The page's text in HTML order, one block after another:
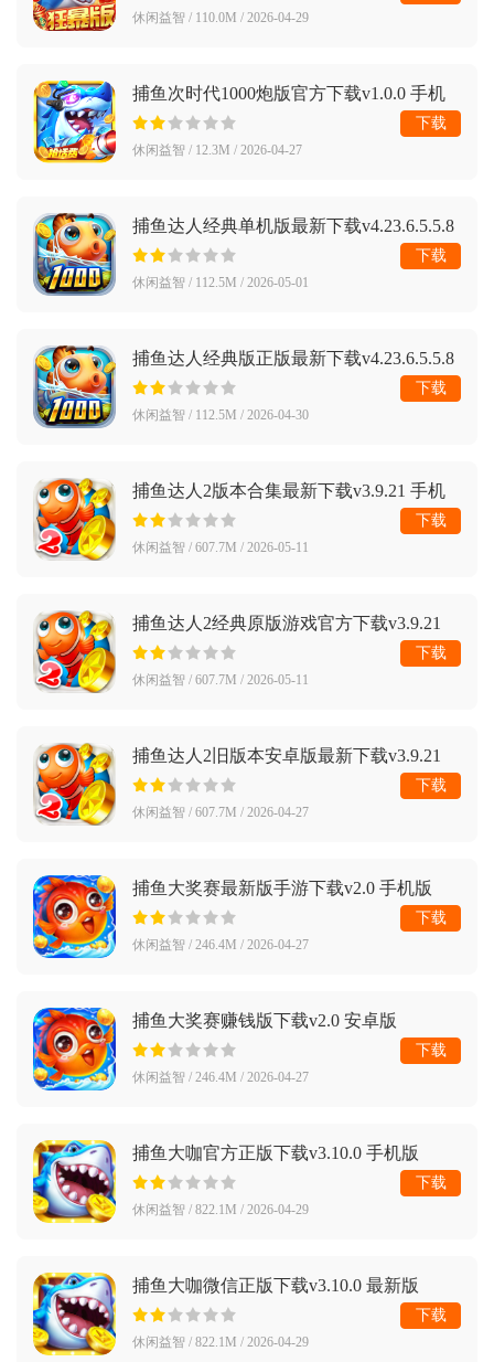
休闲益智 / 110.0M / 2026-04-29
捕鱼次时代1000炮版官方下载v1.0.0 手机
版
休闲益智 / 12.3M / 2026-04-27
下载
捕鱼达人经典单机版最新下载v4.23.6.5.5.8
手机版
休闲益智 / 112.5M / 2026-05-01
下载
捕鱼达人经典版正版最新下载v4.23.6.5.5.8
手机版
休闲益智 / 112.5M / 2026-04-30
下载
捕鱼达人2版本合集最新下载v3.9.21 手机
版
休闲益智 / 607.7M / 2026-05-11
下载
捕鱼达人2经典原版游戏官方下载v3.9.21
手机版
休闲益智 / 607.7M / 2026-05-11
下载
捕鱼达人2旧版本安卓版最新下载v3.9.21
手机版
休闲益智 / 607.7M / 2026-04-27
下载
捕鱼大奖赛最新版手游下载v2.0 手机版
休闲益智 / 246.4M / 2026-04-27
下载
捕鱼大奖赛赚钱版下载v2.0 安卓版
休闲益智 / 246.4M / 2026-04-27
下载
捕鱼大咖官方正版下载v3.10.0 手机版
休闲益智 / 822.1M / 2026-04-29
下载
捕鱼大咖微信正版下载v3.10.0 最新版
休闲益智 / 822.1M / 2026-04-29
下载